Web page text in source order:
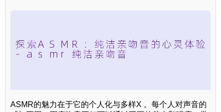
ASMR的魅力在于它的个人化与多样X 。每个人对声音的